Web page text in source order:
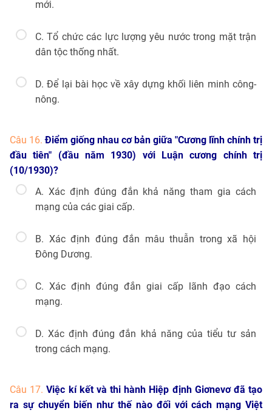
mới.
C. Tổ chức các lực lượng yêu nước trong mặt trận
dân tộc thống nhất.
D. Để lại bài học về xây dựng khối liên minh công-
nông.
Câu 16.Điểm giống nhau cơ bản giữa "Cương lĩnh chính trị
đầu tiên" (đầu năm 1930) với Luận cương chính trị
(10/1930)?
A. Xác định đúng đắn khả năng tham gia cách
mạng của các giai cấp.
B. Xác định đúng đắn mâu thuẫn trong xã hội
Đông Dương.
C. Xác định đúng đắn giai cấp lãnh đạo cách
mạng.
D. Xác định đúng đắn khả năng của tiểu tư sản
trong cách mạng.
Câu 17.Việc kí kết và thi hành Hiệp định Giơnevơ đã tạo
ra sự chuyển biến như thế nào đối với cách mạng Việt